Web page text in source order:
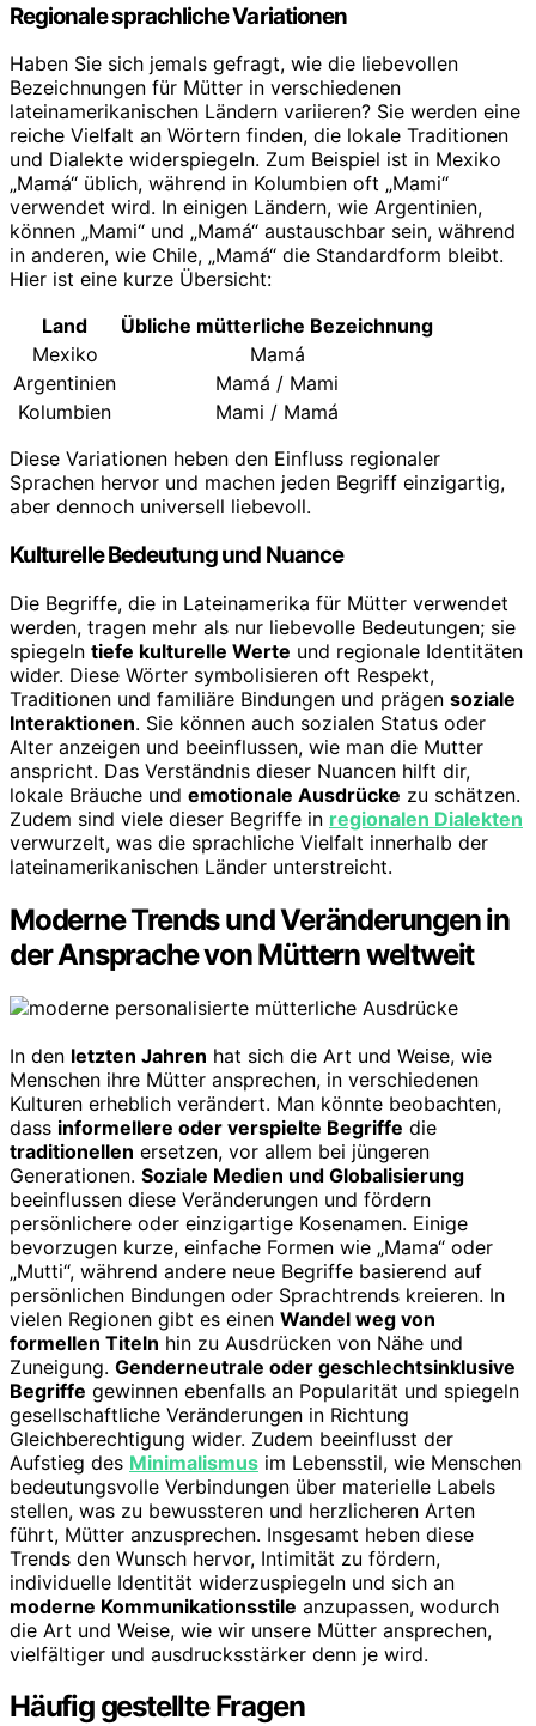
Regionale sprachliche Variationen
Haben Sie sich jemals gefragt, wie die liebevollen
Bezeichnungen für Mütter in verschiedenen
lateinamerikanischen Ländern variieren? Sie werden eine
reiche Vielfalt an Wörtern finden, die lokale Traditionen
und Dialekte widerspiegeln. Zum Beispiel ist in Mexiko
„Mamá“ üblich, während in Kolumbien oft „Mami“
verwendet wird. In einigen Ländern, wie Argentinien,
können „Mami“ und „Mamá“ austauschbar sein, während
in anderen, wie Chile, „Mamá“ die Standardform bleibt.
Hier ist eine kurze Übersicht:
Land
Übliche mütterliche Bezeichnung
Mexiko
Mamá
Argentinien
Mamá / Mami
Kolumbien
Mami / Mamá
Diese Variationen heben den Einfluss regionaler
Sprachen hervor und machen jeden Begriff einzigartig,
aber dennoch universell liebevoll.
Kulturelle Bedeutung und Nuance
Die Begriffe, die in Lateinamerika für Mütter verwendet
werden, tragen mehr als nur liebevolle Bedeutungen; sie
spiegeln tiefe kulturelle Werte und regionale Identitäten
wider. Diese Wörter symbolisieren oft Respekt,
Traditionen und familiäre Bindungen und prägen soziale
Interaktionen. Sie können auch sozialen Status oder
Alter anzeigen und beeinflussen, wie man die Mutter
anspricht. Das Verständnis dieser Nuancen hilft dir,
lokale Bräuche und emotionale Ausdrücke zu schätzen.
Zudem sind viele dieser Begriffe in regionalen Dialekten
verwurzelt, was die sprachliche Vielfalt innerhalb der
lateinamerikanischen Länder unterstreicht.
Moderne Trends und Veränderungen in
der Ansprache von Müttern weltweit
In den letzten Jahren hat sich die Art und Weise, wie
Menschen ihre Mütter ansprechen, in verschiedenen
Kulturen erheblich verändert. Man könnte beobachten,
dass informellere oder verspielte Begriffe die
traditionellen ersetzen, vor allem bei jüngeren
Generationen. Soziale Medien und Globalisierung
beeinflussen diese Veränderungen und fördern
persönlichere oder einzigartige Kosenamen. Einige
bevorzugen kurze, einfache Formen wie „Mama“ oder
„Mutti“, während andere neue Begriffe basierend auf
persönlichen Bindungen oder Sprachtrends kreieren. In
vielen Regionen gibt es einen Wandel weg von
formellen Titeln hin zu Ausdrücken von Nähe und
Zuneigung. Genderneutrale oder geschlechtsinklusive
Begriffe gewinnen ebenfalls an Popularität und spiegeln
gesellschaftliche Veränderungen in Richtung
Gleichberechtigung wider. Zudem beeinflusst der
Aufstieg des Minimalismus im Lebensstil, wie Menschen
bedeutungsvolle Verbindungen über materielle Labels
stellen, was zu bewussteren und herzlicheren Arten
führt, Mütter anzusprechen. Insgesamt heben diese
Trends den Wunsch hervor, Intimität zu fördern,
individuelle Identität widerzuspiegeln und sich an
moderne Kommunikationsstile anzupassen, wodurch
die Art und Weise, wie wir unsere Mütter ansprechen,
vielfältiger und ausdrucksstärker denn je wird.
Häufig gestellte Fragen